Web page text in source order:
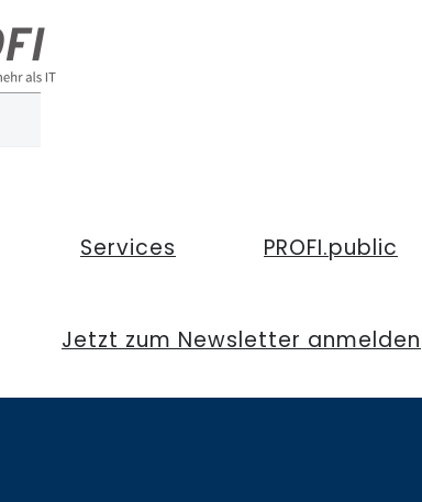
Services PROFI.public
Jetzt zum Newsletter anmelden